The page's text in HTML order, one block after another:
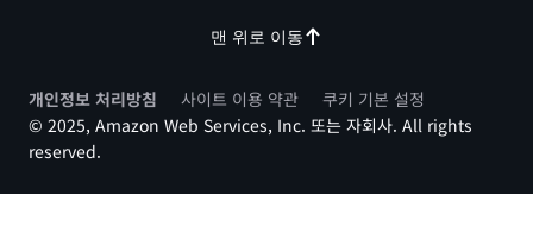
맨 위로 이동
개인정보 처리방침 사이트 이용 약관
쿠키 기본 설정
© 2025, Amazon Web Services, Inc. 또는 자회사. All rights
reserved.